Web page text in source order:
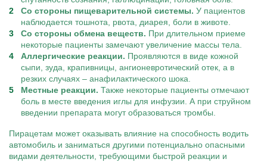
Со стороны пищеварительной системы. У пациентов
наблюдается тошнота, рвота, диарея, боли в животе.
Со стороны обмена веществ. При длительном приеме
некоторые пациенты замечают увеличение массы тела.
Аллергические реакции. Проявляются в виде кожной
сыпи, зуда, крапивницы, ангионевротический отек, а в
резких случаях – анафилактического шока.
Местные реакции. Также некоторые пациенты отмечают
боль в месте введения иглы для инфузии. А при струйном
введении препарата могут образоваться тромбы.
Пирацетам может оказывать влияние на способность водить
автомобиль и заниматься другими потенциально опасными
видами деятельности, требующими быстрой реакции и